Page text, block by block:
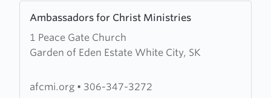
Ambassadors for Christ Ministries
1 Peace Gate Church
Garden of Eden Estate White City, SK
more
about
Ambassadors
Christ
afcmi.org • 306-347-3272